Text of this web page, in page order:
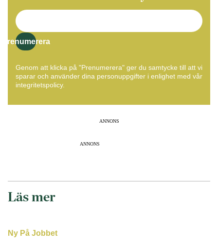
Prenumerera
Genom att klicka på "Prenumerera" ger du samtycke till att vi
sparar och använder dina personuppgifter i enlighet med vår
integritetspolicy.
ANNONS
ANNONS
Läs mer
Ny På Jobbet